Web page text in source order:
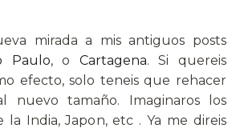
mirada a mis antiguos posts
Paulo, o Cartagena. Si quereis
efecto, solo teneis que rehacer
nuevo tamaño. Imaginaros los
la India, Japon, etc . Ya me direis